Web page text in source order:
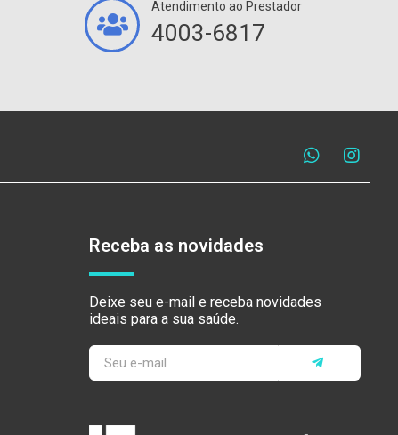
Atendimento ao Prestador
4003-6817
Receba as novidades
Deixe seu e-mail e receba novidades
ideais para a sua saúde.